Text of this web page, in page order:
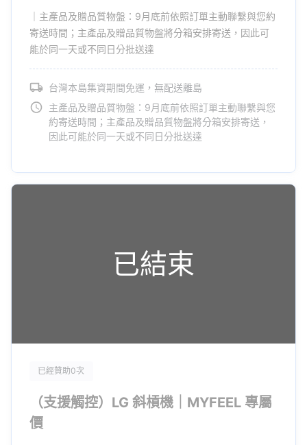
｜主產品及贈品質物盤：9月底前依照訂單主動聯繫與您約
寄送時間；主產品及贈品質物盤將分箱安排寄送，因此可
能於同一天或不同日分批送達
台灣本島集資期間免運，無配送離島
主產品及贈品質物盤：9月底前依照訂單主動聯繫與您
約寄送時間；主產品及贈品質物盤將分箱安排寄送，
因此可能於同一天或不同日分批送達
已結束
已經贊助0次
（支援觸控）LG 斜槓機｜MYFEEL 專屬
價